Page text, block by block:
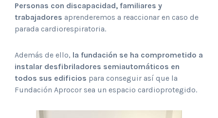
Personas con discapacidad, familiares y
trabajadores aprenderemos a reaccionar en caso de
parada cardiorespiratoria.
Además de ello, la fundación se ha comprometido a
instalar desfibriladores semiautomáticos en
todos sus edificios para conseguir así que la
Fundación Aprocor sea un espacio cardioprotegido.